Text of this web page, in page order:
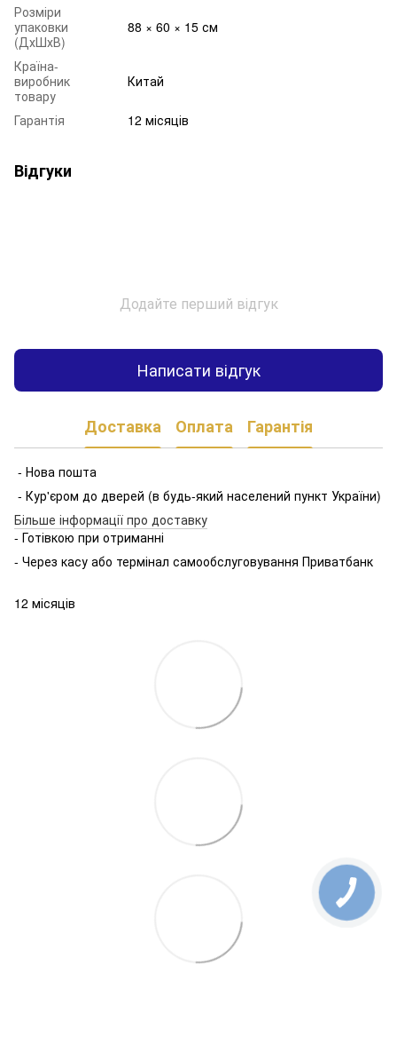
Розміри
упаковки
(ДхШхВ)
88 × 60 × 15 см
Країна-
виробник
товару
Китай
Гарантія 12 місяців
Відгуки
Додайте перший відгук
Написати відгук
Доставка Оплата Гарантія
- Нова пошта
- Кур'єром до дверей (в будь-який населений пункт України)
Більше інформації про доставку
- Готівкою при отриманні
- Через касу або термінал самообслуговування Приватбанк
12 місяців